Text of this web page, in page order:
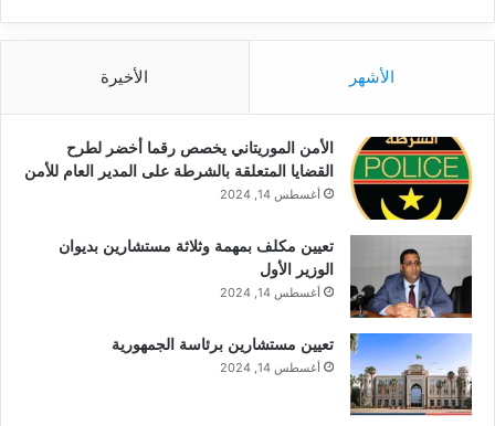
الأشهر الأخيرة
الأمن الموريتاني يخصص رقما أخضر لطرح
القضايا المتعلقة بالشرطة على المدير العام للأمن
أغسطس 14, 2024
تعيين مكلف بمهمة وثلاثة مستشارين بديوان
الوزير الأول
أغسطس 14, 2024
تعيين مستشارين برئاسة الجمهورية
أغسطس 14, 2024